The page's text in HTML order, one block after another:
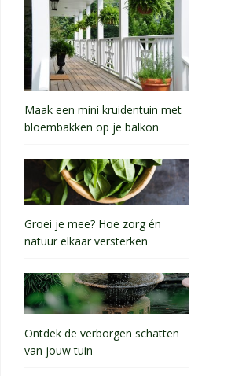
Maak een mini kruidentuin met
bloembakken op je balkon
Groei je mee? Hoe zorg én
natuur elkaar versterken
Ontdek de verborgen schatten
van jouw tuin